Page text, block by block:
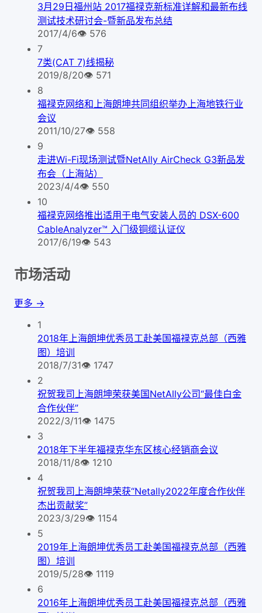
3月29日福州站 2017福禄克新标准详解和最新布线
测试技术研讨会-暨新品发布总结
2017/4/6👁 576
7
7类(CAT 7)线揭秘
2019/8/20👁 571
8
福禄克网络和上海朗坤共同组织举办上海地铁行业
会议
2011/10/27👁 558
9
走进Wi-Fi现场测试暨NetAlly AirCheck G3新品发
布会（上海站）
2023/4/4👁 550
10
福禄克网络推出适用于电气安装人员的 DSX-600
CableAnalyzer™ 入门级铜缆认证仪
2017/6/19👁 543
市场活动
更多 →
1
2018年上海朗坤优秀员工赴美国福禄克总部（西雅
图）培训
2018/7/31👁 1747
2
祝贺我司上海朗坤荣获美国NetAlly公司“最佳白金
合作伙伴”
2022/3/11👁 1475
3
2018年下半年福禄克华东区核心经销商会议
2018/11/8👁 1210
4
祝贺我司上海朗坤荣获“Netally2022年度合作伙伴
杰出贡献奖”
2023/3/29👁 1154
5
2019年上海朗坤优秀员工赴美国福禄克总部（西雅
图）培训
2019/5/28👁 1119
6
2016年上海朗坤优秀员工赴美国福禄克总部（西雅